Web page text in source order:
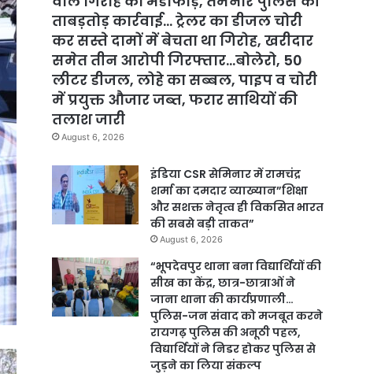
ताबड़तोड़ कार्रवाई… ट्रेलर का डीजल चोरी
कर सस्ते दामों में बेचता था गिरोह, खरीदार
समेत तीन आरोपी गिरफ्तार…बोलेरो, 50
लीटर डीजल, लोहे का सब्बल, पाइप व चोरी
में प्रयुक्त औजार जब्त, फरार साथियों की
तलाश जारी
August 6, 2026
इंडिया CSR सेमिनार में रामचंद्र
शर्मा का दमदार व्याख्यान”शिक्षा
और सशक्त नेतृत्व ही विकसित भारत
की सबसे बड़ी ताकत”
August 6, 2026
“भूपदेवपुर थाना बना विद्यार्थियों की
सीख का केंद्र, छात्र-छात्राओं ने
जाना थाना की कार्यप्रणाली…
पुलिस-जन संवाद को मजबूत करने
रायगढ़ पुलिस की अनूठी पहल,
विद्यार्थियों ने निडर होकर पुलिस से
जुड़ने का लिया संकल्प